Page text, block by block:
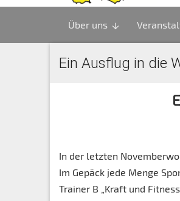
Über uns arrow_downward
Ein Ausflug in die
In der letzten
Im Gepäck jede Menge
Trainer B „Kraft und